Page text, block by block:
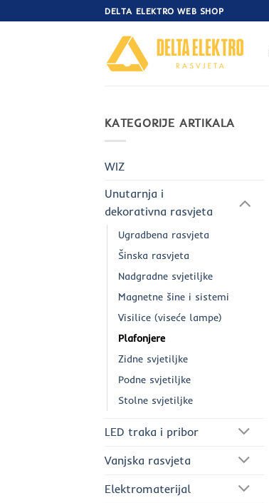
to
DELTA ELEKTRO WEB SHOP
KATEGORIJE ARTIKALA
WIZ
Unutarnja i
dekorativna rasvjeta
Ugradbena rasvjeta
Šinska rasvjeta
Nadgradne svjetiljke
Magnetne šine i sistemi
Visilice (viseće lampe)
Plafonjere
Zidne svjetiljke
Podne svjetiljke
Stolne svjetiljke
LED traka i pribor
Vanjska rasvjeta
Elektromaterijal